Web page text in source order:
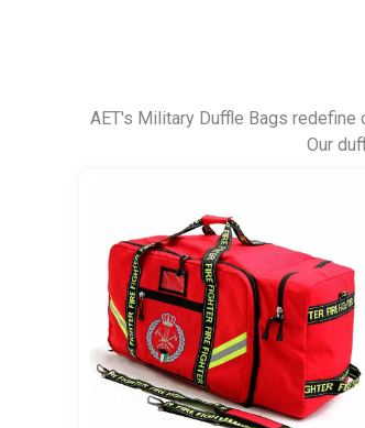
AET's Military Duffle Bags
Our